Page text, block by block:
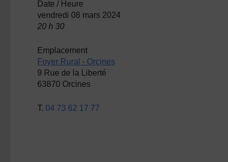
Date / Heure
vendredi 08 mars 2024
20 h 30
Emplacement
Foyer Rural - Orcines
9 Rue de la Liberté
63870 Orcines
T. 04 73 62 17 77